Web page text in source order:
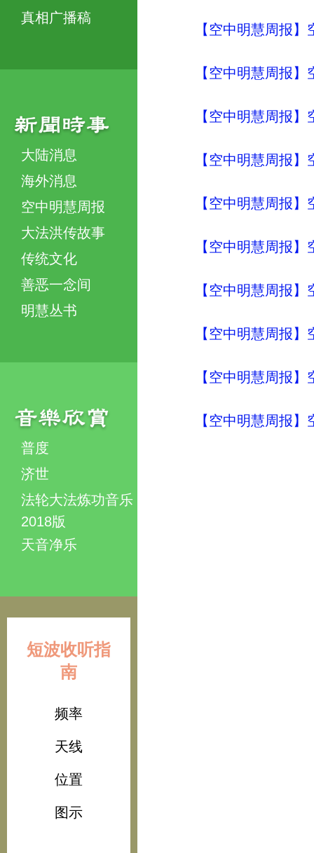
真相广播稿
大陆消息
海外消息
空中明慧周报
大法洪传故事
传统文化
善恶一念间
明慧丛书
普度
济世
法轮大法炼功音乐
2018版
天音净乐
短波收听指
南
频率
天线
位置
图示
【空中明慧周报
【空中明慧周报
【空中明慧周报
【空中明慧周报
【空中明慧周报
【空中明慧周报
【空中明慧周报
【空中明慧周报
【空中明慧周报
【空中明慧周报